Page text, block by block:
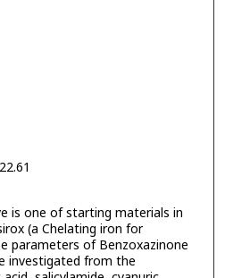
is one of starting materials in
(a Chelating iron for
parameters of Benzoxazinone
investigated from the